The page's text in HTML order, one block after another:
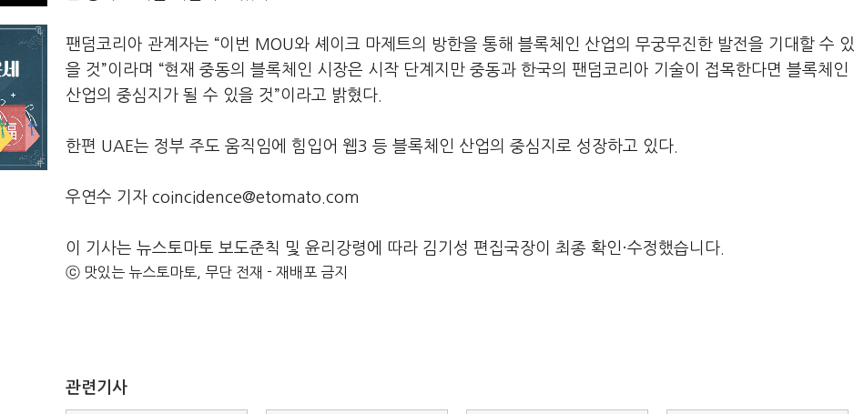
팬덤코리아 관계자는 “이번 MOU와 셰이크 마제트의 방한을 통해 블록체인 산업의 무궁무진한 발전을 기대할 수 있
을 것”이라며 “현재 중동의 블록체인 시장은 시작 단계지만 중동과 한국의 팬덤코리아 기술이 접목한다면 블록체인
산업의 중심지가 될 수 있을 것”이라고 밝혔다.
한편 UAE는 정부 주도 움직임에 힘입어 웹3 등 블록체인 산업의 중심지로 성장하고 있다.
우연수 기자 coincidence@etomato.com
이 기사는 뉴스토마토 보도준칙 및 윤리강령에 따라 김기성 편집국장이 최종 확인·수정했습니다.
ⓒ 맛있는 뉴스토마토, 무단 전재 - 재배포 금지
관련기사